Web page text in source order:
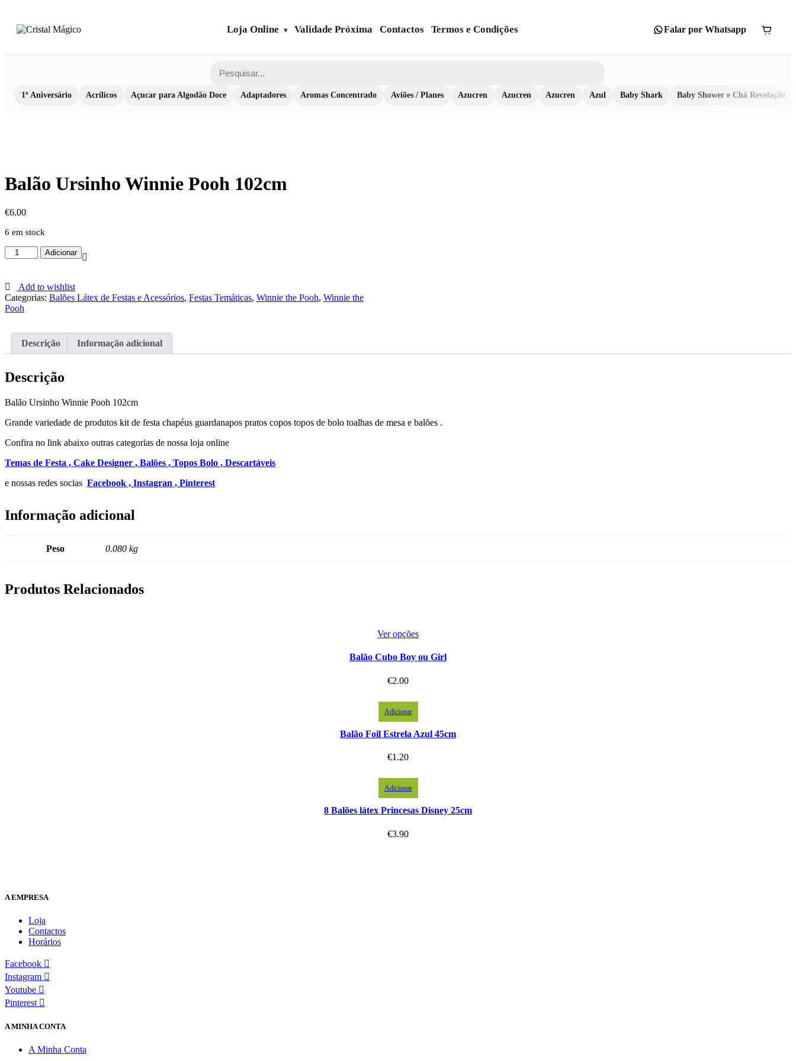
Loja Online Validade Próxima Contactos Termos e Condições Falar por Whatsapp
1º Aniversário Acrílicos Açucar para Algodão Doce Adaptadores Aromas Concentrado Aviões / Planes Azucren Azucren Azucren Azul Baby Shark Baby Shower e Chá Revelação
Balão Ursinho Winnie Pooh 102cm
€6.00
6 em stock
Quantidade
de
Ursinho
Winnie
Pooh
102cm
Adicionar
Add to wishlist
Categorias: Balões Látex de Festas e Acessórios, Festas Temáticas, Winnie the Pooh, Winnie the
Pooh
Descrição Informação adicional
Descrição
Balão Ursinho Winnie Pooh 102cm
Grande variedade de produtos kit de festa chapéus guardanapos pratos copos topos de bolo toalhas de mesa e balões .
Confira no link abaixo outras categorias de nossa loja online
Temas de Festa , Cake Designer , Balões , Topos Bolo , Descartáveis
e nossas redes socias Facebook , Instagran , Pinterest
Informação adicional
Peso 0.080 kg
Produtos Relacionados
Ver opções
Balão Cubo Boy ou Girl
€2.00
Adicionar
Balão Foil Estrela Azul 45cm
€1.20
Adicionar
8 Balões látex Princesas Disney 25cm
€3.90
A EMPRESA
Loja
Contactos
Horários
Facebook
Instagram
Youtube
Pinterest
A MINHA CONTA
A Minha Conta